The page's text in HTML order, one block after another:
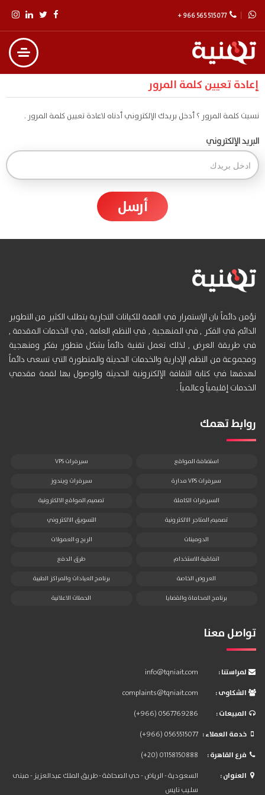
+ 966 565 515 077
إعادة تعيين كلمة المرور
نسيت كلمة المرور ؟ أدخل بريدك الإلكتروني أدناه لاعادة تعيين كلمة المرور .
البريد الإلكتروني
أرسل
نؤمن دائماً بان الإستمرار في القمة للكيانات التجارية يتطلب الكثير من التطوير
الدائم في الفكر , في المنهجية , في النظم العامة , في الخدمات المقدمة ,
في طريقة العرض , لذلك تعمل تقنية دائماً بشكل متطور بفكر ومنهجية
ومجموعة من النظم الإدارية والخدمات الحديثة والمتطورة التي تسعى دائماً
لهدفها في كتابة الثقافة الإلكترونية الحديثة والوصول بها لقمة مقدمي
الخدمات إقليمياً وعالمياً .
روابط تهمك
استضافة المواقع سيرفرات VPS
سيرفرات VPS مدارة سيرفرات ويندوز
السيرفرات الكاملة تصميم المواقع الالكترونية
تصميم المتاجر الالكترونية التسويق الالكتروني
الدومينات الربح و العمولات
اتفاقية الاستخدام طرق الدفع
العروض الخاصة برنامج العيادات والمراكز الطبية
برنامج المحاماة والقضايا الحملات الاعلانية
تواصل معنا
: لمراستنا
info@tqniait.com
: الشكاوى
complaints@tqniait.com
: المبيعات
(+966) 0567769286
: خدمة العملاء
(+966) 0565515077
: فرع القاهرة
(+20) 01158150888
: العنوان
السعودية - الرياض - حي الصحافة - طريق الملك عبدالعزيز - مبنى
سليب نايس